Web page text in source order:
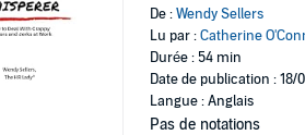
De :Wendy Sellers
Lu par :Catherine
Durée : 54 min
Date de publication : 18/
Langue : Anglais
Pas de notations